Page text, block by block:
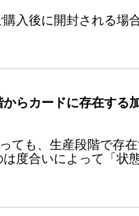
購入後に開封される場
からカードに存在する
ても、生産段階で存
は度合いによって「状